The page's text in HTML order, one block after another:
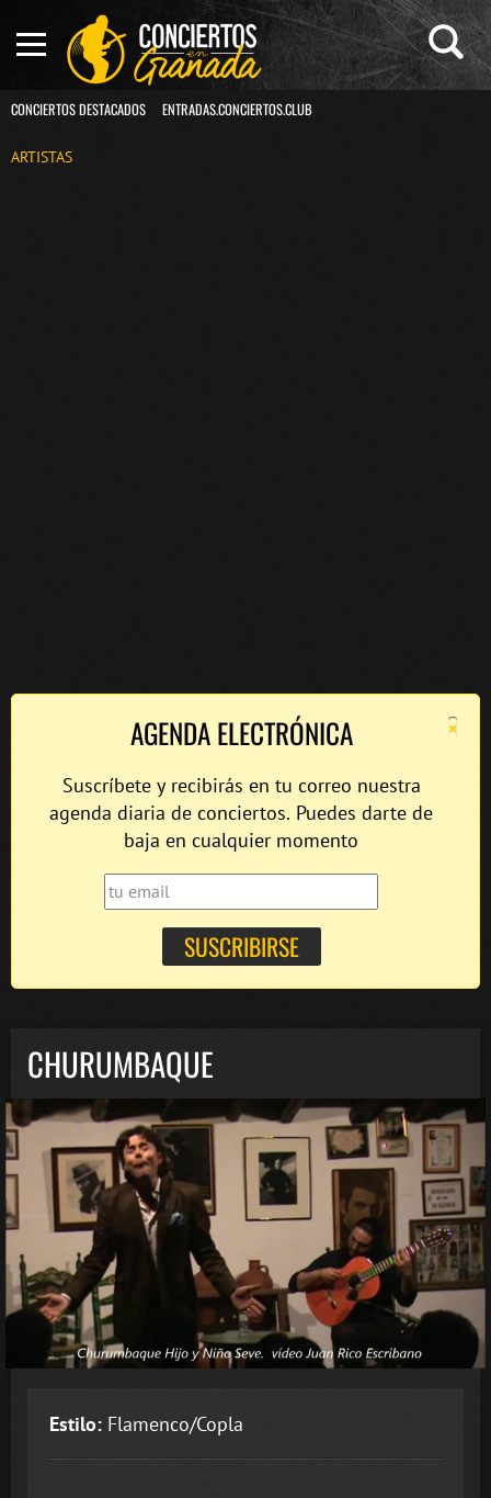
CONCIERTOS DESTACADOS ENTRADAS.CONCIERTOS.CLUB
ARTISTAS
×
AGENDA ELECTRÓNICA
Suscríbete y recibirás en tu correo nuestra
agenda diaria de conciertos. Puedes darte de
baja en cualquier momento
CHURUMBAQUE
Estilo: Flamenco/Copla